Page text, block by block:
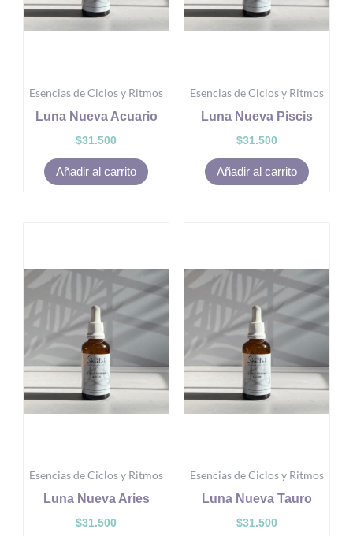
Esencias de Ciclos y Ritmos
Luna Nueva Acuario
$31.500
Añadir al carrito
Esencias de Ciclos y Ritmos
Luna Nueva Piscis
$31.500
Añadir al carrito
Esencias de Ciclos y Ritmos
Luna Nueva Aries
$31.500
Esencias de Ciclos y Ritmos
Luna Nueva Tauro
$31.500